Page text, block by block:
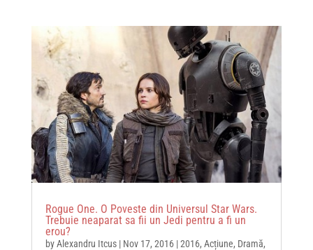
Rogue One. O Poveste din Universul Star Wars.
Trebuie neaparat sa fii un Jedi pentru a fi un
erou?
byAlexandru Itcus| Nov 17, 2016|2016, Acțiune, Dramă,